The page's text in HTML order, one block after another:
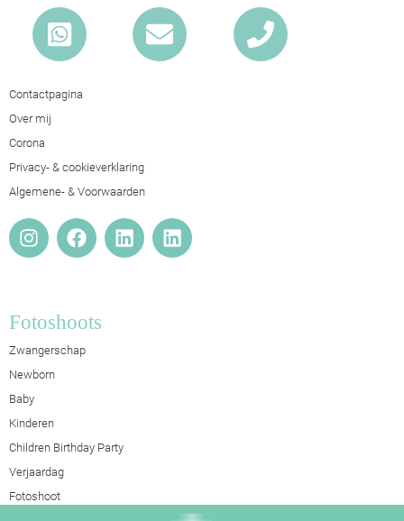
Contactpagina
Over mij
Corona
Privacy- & cookieverklaring
Algemene- & Voorwaarden
Fotoshoots
Zwangerschap
Newborn
Baby
Kinderen
Children Birthday Party
Verjaardag
Fotoshoot